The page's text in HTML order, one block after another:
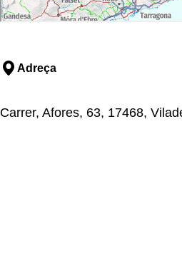
Adreça
Carrer, Afores, 63, 17468,